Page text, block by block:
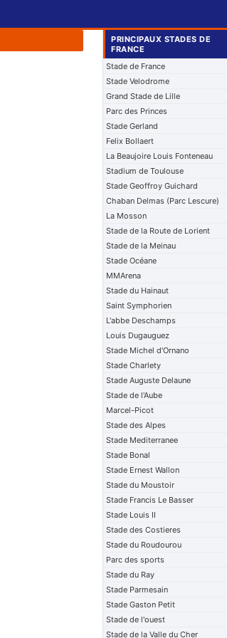
PRINCIPAUX STADES DE
FRANCE
Stade de France
Stade Velodrome
Grand Stade de Lille
Parc des Princes
Stade Gerland
Felix Bollaert
La Beaujoire Louis Fonteneau
Stadium de Toulouse
Stade Geoffroy Guichard
Chaban Delmas (Parc Lescure)
La Mosson
Stade de la Route de Lorient
Stade de la Meinau
Stade Océane
MMArena
Stade du Hainaut
Saint Symphorien
L'abbe Deschamps
Louis Dugauguez
Stade Michel d'Ornano
Stade Charlety
Stade Auguste Delaune
Stade de l'Aube
Marcel-Picot
Stade des Alpes
Stade Mediterranee
Stade Bonal
Stade Ernest Wallon
Stade du Moustoir
Stade Francis Le Basser
Stade Louis II
Stade des Costieres
Stade du Roudourou
Parc des sports
Stade du Ray
Stade Parmesain
Stade Gaston Petit
Stade de l'ouest
Stade de la Valle du Cher